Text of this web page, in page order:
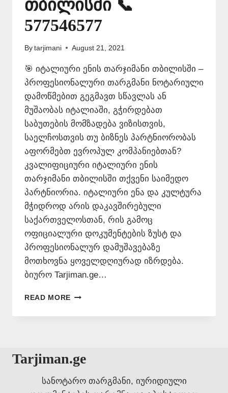
თბილისში 📞
577546577
By tarjimani August 21, 2021
🎯 იტალიური ენის თარჯიმანი თბილისში –
პროფესიონალური თარგმანი ნოტარიული
დამოწმებით გეგმავთ სწავლას ან
მუშაობას იტალიაში, გჭირდებათ
საბუთების მომზადება ვიზისთვის,
საელჩოსთვის თუ ბიზნეს პარტნიორობას
აფორმებთ ევროპულ კომპანიებთან?
კვალიფიციური იტალიური ენის
თარჯიმანი თბილისში თქვენი საიმედო
პარტნიორია. იტალიური ენა და კულტურა
მჭიდროდ არის დაკავშირებული
საქართველოსთან, რის გამოც
ოფიციალური დოკუმენტების ზუსტ და
პროფესიონალურ დამუშავებაზე
მოთხოვნა ყოველდღიურად იზრდება.
ბიურო Tarjiman.ge…
READ MORE ᲘᲢᲐᲚᲘᲣᲠᲘ
ᲗᲐᲠᲯᲘᲛᲐᲜᲘ
Tarjiman.ge
სანოტარო თარგმანი, იურიდიული